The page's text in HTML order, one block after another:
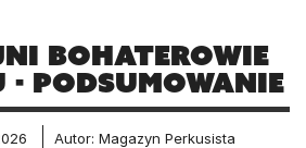
BOHATEROWIE
PODSUMOWANIE
Autor: Magazyn Perkusista